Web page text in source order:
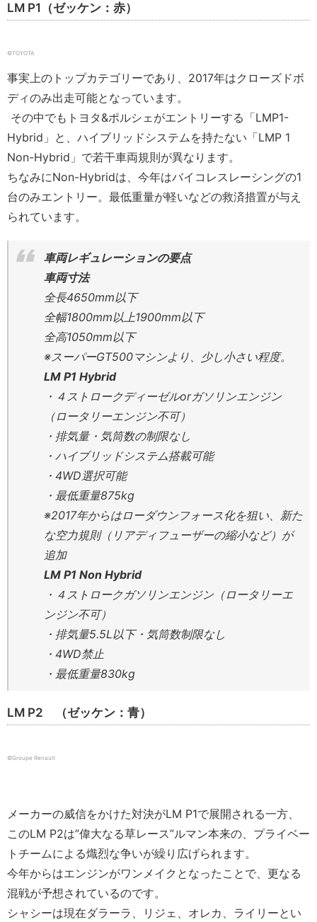
LM P1（ゼッケン：赤）
©︎TOYOTA
事実上のトップカテゴリーであり、2017年はクローズドボ
ディのみ出走可能となっています。
その中でもトヨタ&ポルシェがエントリーする「LMP1-
Hybrid」と、ハイブリッドシステムを持たない「LMP 1
Non-Hybrid」で若干車両規則が異なります。
ちなみにNon-Hybridは、今年はバイコレスレーシングの1
台のみエントリー。最低重量が軽いなどの救済措置が与え
られています。
車両レギュレーションの要点
車両寸法
全長4650mm以下
全幅1800mm以上1900mm以下
全高1050mm以下
※スーパーGT500マシンより、少し小さい程度。
LM P1 Hybrid
・４ストロークディーゼルorガソリンエンジン
（ロータリーエンジン不可）
・排気量・気筒数の制限なし
・ハイブリッドシステム搭載可能
・4WD選択可能
・最低重量875kg
※2017年からはローダウンフォース化を狙い、新た
な空力規則（リアディフューザーの縮小など）が
追加
LM P1 Non Hybrid
・４ストロークガソリンエンジン（ロータリーエ
ンジン不可）
・排気量5.5L以下・気筒数制限なし
・4WD禁止
・最低重量830kg
LM P2 （ゼッケン：青）
©︎Groupe Renault
メーカーの威信をかけた対決がLM P1で展開される一方、
このLM P2は”偉大なる草レース”ルマン本来の、プライベー
トチームによる熾烈な争いが繰り広げられます。
今年からはエンジンがワンメイクとなったことで、更なる
混戦が予想されているのです。
シャシーは現在ダラーラ、リジェ、オレカ、ライリーとい